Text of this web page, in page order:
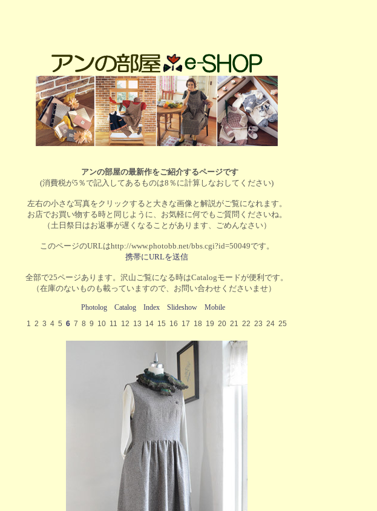
アンの部屋の最新作をご紹介するページです
(消費税が5％で記入してあるものは8％に計算しなおしてください)
左右の小さな写真をクリックすると大きな画像と解説がご覧になれます。
お店でお買い物する時と同じように、お気軽に何でもご質問くださいね。
（土日祭日はお返事が遅くなることがあります、ごめんなさい）
このページのURLはhttp://www.photobb.net/bbs.cgi?id=50049です。
携帯にURLを送信
全部で25ページあります。沢山ご覧になる時はCatalogモードが便利です。
（在庫のないものも載っていますので、お問い合わせくださいませ）
Photolog Catalog Index Slideshow
Mobile
1 2 3 4 5 6 7 8 9 10 11 12 13 14 15 16 17 18 19 20 21 22 23 24 25